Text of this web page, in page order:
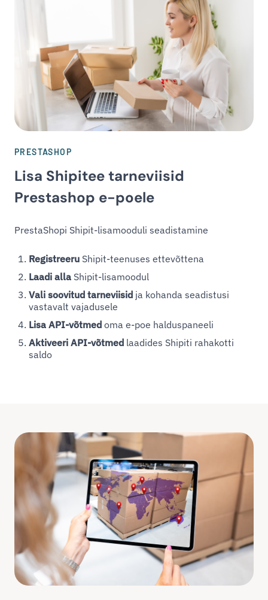
PRESTASHOP
Lisa Shipitee tarneviisid
Prestashop e-poele
PrestaShopi Shipit-lisamooduli seadistamine
Registreeru Shipit-teenuses ettevõttena
Laadi alla Shipit-lisamoodul
Vali soovitud tarneviisid ja kohanda seadistusi
vastavalt vajadusele
Lisa API-võtmed oma e-poe halduspaneeli
Aktiveeri API-võtmed laadides Shipiti rahakotti
saldo